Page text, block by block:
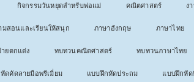
กิจกรรมวันหยุดสำหรับพ่อแม่ คณิตศาสตร์ ง
มสอนและเรียนให้สนุก ภาษาอังกฤษ ภาษาไทย
ยตกแต่ง ทบทวนคณิตศาสตร์ ทบทวนภาษาไทย
ดคัดลายมือพรีเมี่ยม แบบฝึกหัดประถม แบบฝึกหัด